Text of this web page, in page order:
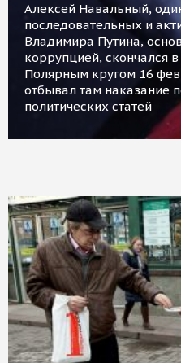
Алексей Навальный,
последовательных и
Владимира Путина,
коррупцией, скончался
Полярным кругом 16
отбывал там наказание
политических статей